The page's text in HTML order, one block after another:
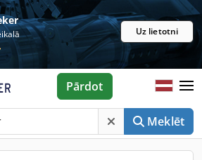
Uz lietotni
Meklēt
Pārdot